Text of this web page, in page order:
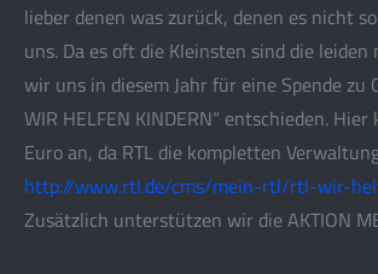
lieber denen was zurück, denen es nicht
uns. Da es oft die Kleinsten sind die leiden
wir uns in diesem Jahr für eine Spende zu
WIR HELFEN KINDERN“ entschieden.
Euro an, da RTL die kompletten
http://www.rtl.de/cms/mein-rtl/rtl-wir-
Zusätzlich unterstützen wir die AKTION